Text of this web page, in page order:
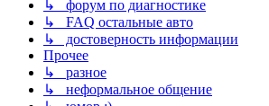
↳ форум по диагностике
↳ FAQ остальные авто
↳ достоверность информации
Прочее
↳ разное
↳ неформальное общение